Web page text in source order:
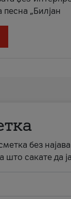
„Билјан
без
што сакате да